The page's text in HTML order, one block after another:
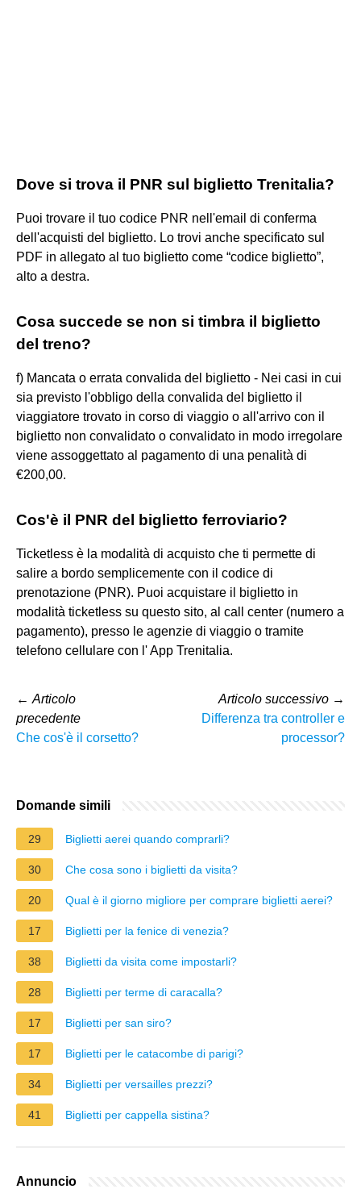
Dove si trova il PNR sul biglietto Trenitalia?
Puoi trovare il tuo codice PNR nell'email di conferma
dell'acquisti del biglietto. Lo trovi anche specificato sul
PDF in allegato al tuo biglietto come “codice biglietto”,
alto a destra.
Cosa succede se non si timbra il biglietto
del treno?
f) Mancata o errata convalida del biglietto - Nei casi in cui
sia previsto l'obbligo della convalida del biglietto il
viaggiatore trovato in corso di viaggio o all'arrivo con il
biglietto non convalidato o convalidato in modo irregolare
viene assoggettato al pagamento di una penalità di
€200,00.
Cos'è il PNR del biglietto ferroviario?
Ticketless è la modalità di acquisto che ti permette di
salire a bordo semplicemente con il codice di
prenotazione (PNR). Puoi acquistare il biglietto in
modalità ticketless su questo sito, al call center (numero a
pagamento), presso le agenzie di viaggio o tramite
telefono cellulare con l' App Trenitalia.
← Articolo
precedente
Che cos'è il corsetto?
Articolo successivo →
Differenza tra controller e
processor?
Domande simili
29 Biglietti aerei quando comprarli?
30 Che cosa sono i biglietti da visita?
20 Qual è il giorno migliore per comprare biglietti aerei?
17 Biglietti per la fenice di venezia?
38 Biglietti da visita come impostarli?
28 Biglietti per terme di caracalla?
17 Biglietti per san siro?
17 Biglietti per le catacombe di parigi?
34 Biglietti per versailles prezzi?
41 Biglietti per cappella sistina?
Annuncio